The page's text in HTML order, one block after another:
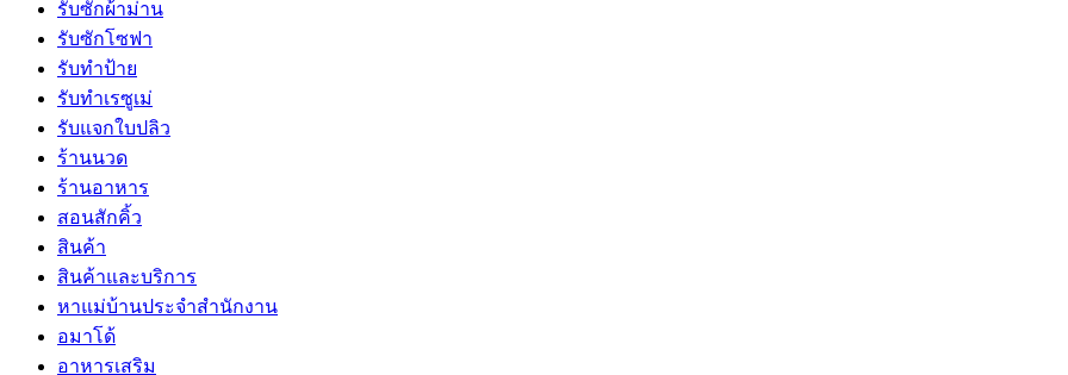
รับซักผ้าม่าน
รับซักโซฟา
รับทำป้าย
รับทำเรซูเม่
รับแจกใบปลิว
ร้านนวด
ร้านอาหาร
สอนสักคิ้ว
สินค้า
สินค้าและบริการ
หาแม่บ้านประจำสำนักงาน
อมาโด้
อาหารเสริม